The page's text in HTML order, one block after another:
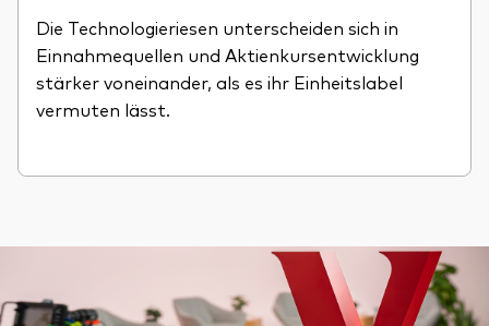
Die Technologieriesen unterscheiden sich in
Einnahmequellen und Aktienkursentwicklung
stärker voneinander, als es ihr Einheitslabel
vermuten lässt.